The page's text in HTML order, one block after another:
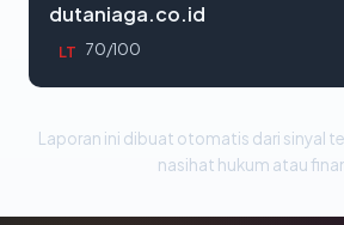
dutaniaga.co.id
LT 70/100
Laporan ini dibuat otomatis dari sinyal
nasihat hukum atau